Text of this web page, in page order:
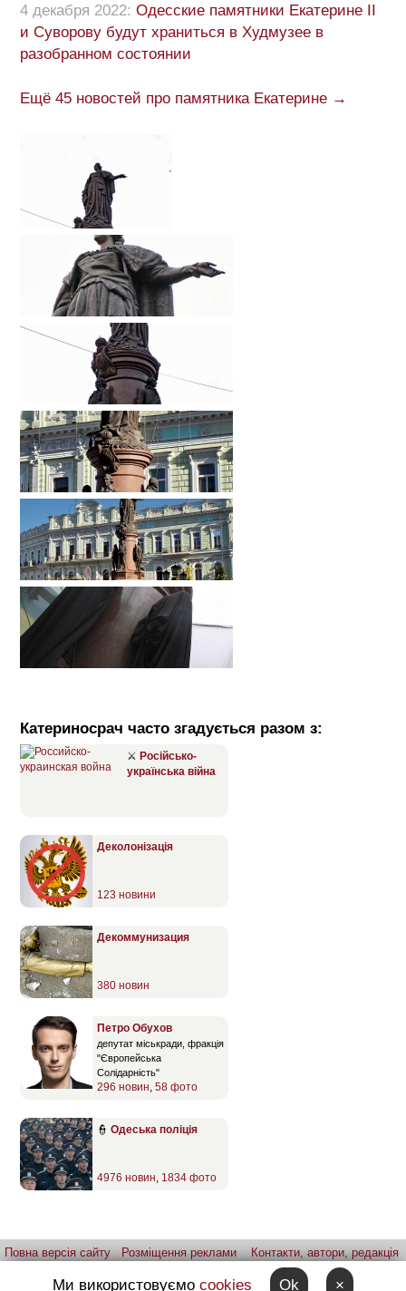
4 декабря 2022: Одесские памятники Екатерине II
и Суворову будут храниться в Худмузее в
разобранном состоянии
Ещё 45 новостей про памятника Екатерине →
Катериносрач часто згадується разом з:
⚔ Російсько-
українська війна
Деколонізація
123 новини
Декоммунизация
380 новин
Петро Обухов
депутат міськради, фракція
"Європейська
Солідарність"
296 новин 58 фото
👮 Одеська поліція
4976 новин 1834 фото
Повна версія сайту Розміщення реклами
Контакти, автори, редакція
Android
Ми використовуємо cookies Ok ×